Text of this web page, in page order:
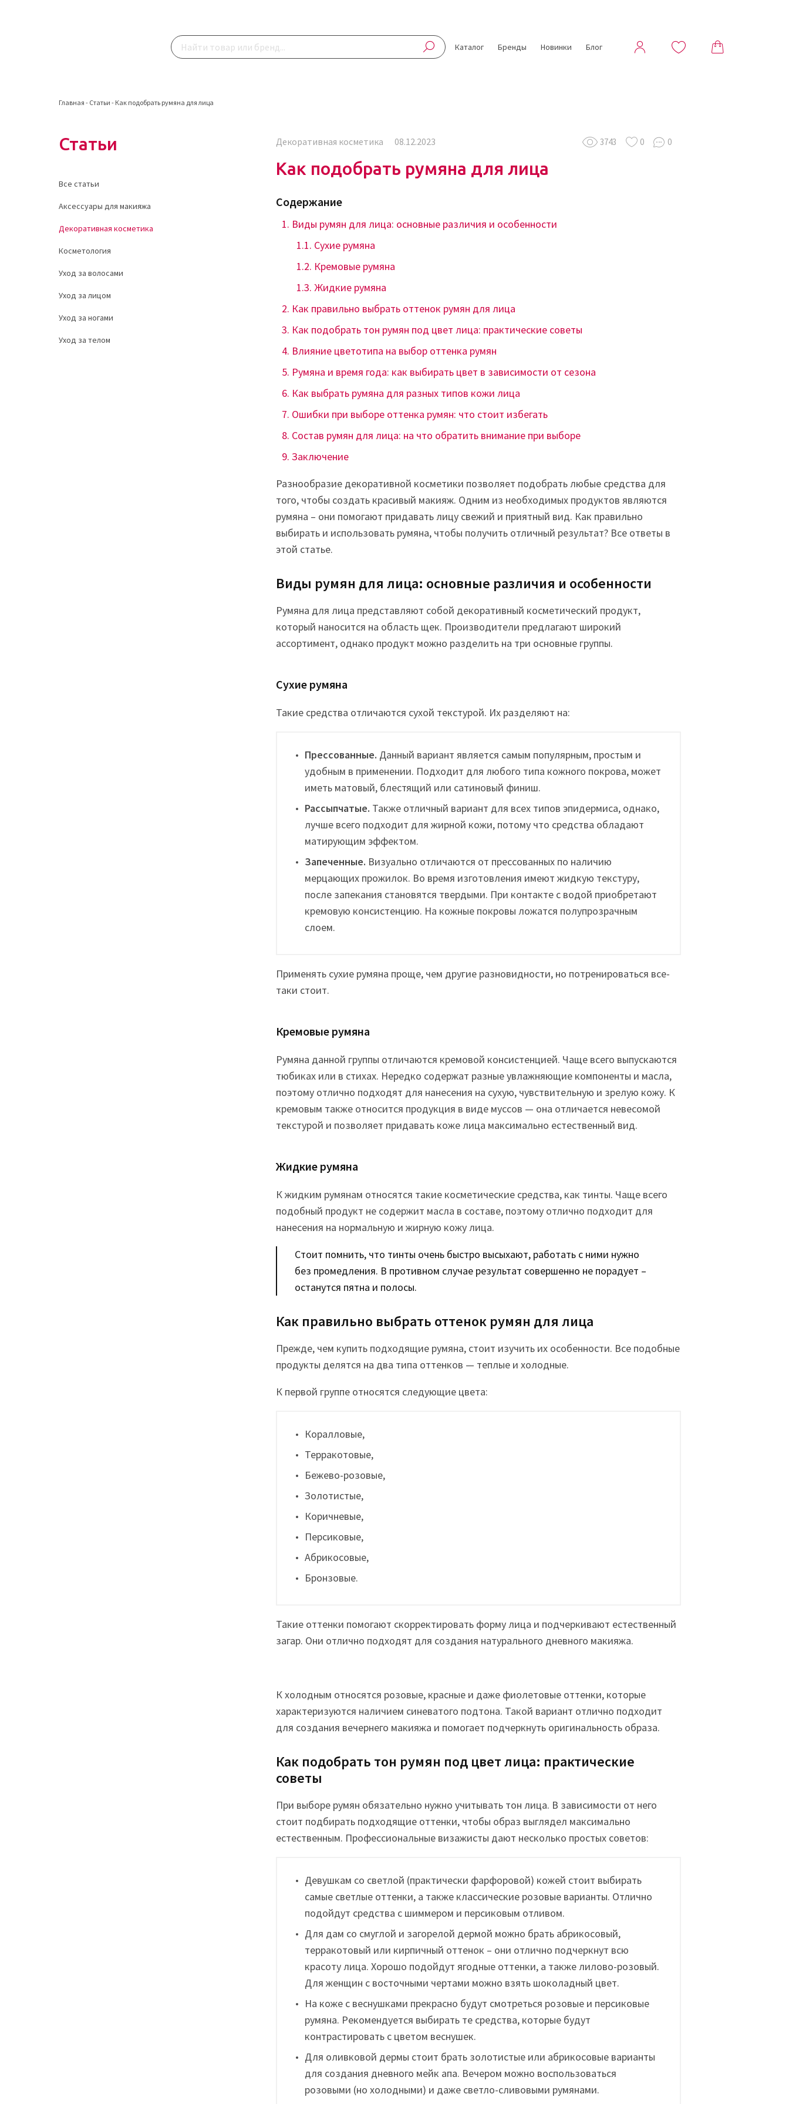
Каталог Бренды Новинки Блог
Главная - Статьи - Как подобрать румяна для лица
Статьи
Все статьи
Аксессуары для макияжа
Декоративная косметика
Косметология
Уход за волосами
Уход за лицом
Уход за ногами
Уход за телом
Декоративная косметика 08.12.2023 3743 0 0
Как подобрать румяна для лица
Содержание
Виды румян для лица: основные различия и особенности
Сухие румяна
Кремовые румяна
Жидкие румяна
Как правильно выбрать оттенок румян для лица
Как подобрать тон румян под цвет лица: практические советы
Влияние цветотипа на выбор оттенка румян
Румяна и время года: как выбирать цвет в зависимости от сезона
Как выбрать румяна для разных типов кожи лица
Ошибки при выборе оттенка румян: что стоит избегать
Состав румян для лица: на что обратить внимание при выборе
Заключение
Разнообразие декоративной косметики позволяет подобрать любые средства для
того, чтобы создать красивый макияж. Одним из необходимых продуктов являются
румяна – они помогают придавать лицу свежий и приятный вид. Как правильно
выбирать и использовать румяна, чтобы получить отличный результат? Все ответы в
этой статье.
Виды румян для лица: основные различия и особенности
Румяна для лица представляют собой декоративный косметический продукт,
который наносится на область щек. Производители предлагают широкий
ассортимент, однако продукт можно разделить на три основные группы.
Сухие румяна
Такие средства отличаются сухой текстурой. Их разделяют на:
Прессованные. Данный вариант является самым популярным, простым и
удобным в применении. Подходит для любого типа кожного покрова, может
иметь матовый, блестящий или сатиновый финиш.
Рассыпчатые. Также отличный вариант для всех типов эпидермиса, однако,
лучше всего подходит для жирной кожи, потому что средства обладают
матирующим эффектом.
Запеченные. Визуально отличаются от прессованных по наличию
мерцающих прожилок. Во время изготовления имеют жидкую текстуру,
после запекания становятся твердыми. При контакте с водой приобретают
кремовую консистенцию. На кожные покровы ложатся полупрозрачным
слоем.
Применять сухие румяна проще, чем другие разновидности, но потренироваться все-
таки стоит.
Кремовые румяна
Румяна данной группы отличаются кремовой консистенцией. Чаще всего выпускаются
тюбиках или в стихах. Нередко содержат разные увлажняющие компоненты и масла,
поэтому отлично подходят для нанесения на сухую, чувствительную и зрелую кожу. К
кремовым также относится продукция в виде муссов — она отличается невесомой
текстурой и позволяет придавать коже лица максимально естественный вид.
Жидкие румяна
К жидким румянам относятся такие косметические средства, как тинты. Чаще всего
подобный продукт не содержит масла в составе, поэтому отлично подходит для
нанесения на нормальную и жирную кожу лица.
Стоит помнить, что тинты очень быстро высыхают, работать с ними нужно
без промедления. В противном случае результат совершенно не порадует –
останутся пятна и полосы.
Как правильно выбрать оттенок румян для лица
Прежде, чем купить подходящие румяна, стоит изучить их особенности. Все подобные
продукты делятся на два типа оттенков — теплые и холодные.
К первой группе относятся следующие цвета:
Коралловые,
Терракотовые,
Бежево-розовые,
Золотистые,
Коричневые,
Персиковые,
Абрикосовые,
Бронзовые.
Такие оттенки помогают скорректировать форму лица и подчеркивают естественный
загар. Они отлично подходят для создания натурального дневного макияжа.
К холодным относятся розовые, красные и даже фиолетовые оттенки, которые
характеризуются наличием синеватого подтона. Такой вариант отлично подходит
для создания вечернего макияжа и помогает подчеркнуть оригинальность образа.
Как подобрать тон румян под цвет лица: практические
советы
При выборе румян обязательно нужно учитывать тон лица. В зависимости от него
стоит подбирать подходящие оттенки, чтобы образ выглядел максимально
естественным. Профессиональные визажисты дают несколько простых советов:
Девушкам со светлой (практически фарфоровой) кожей стоит выбирать
самые светлые оттенки, а также классические розовые варианты. Отлично
подойдут средства с шиммером и персиковым отливом.
Для дам со смуглой и загорелой дермой можно брать абрикосовый,
терракотовый или кирпичный оттенок – они отлично подчеркнут всю
красоту лица. Хорошо подойдут ягодные оттенки, а также лилово-розовый.
Для женщин с восточными чертами можно взять шоколадный цвет.
На коже с веснушками прекрасно будут смотреться розовые и персиковые
румяна. Рекомендуется выбирать те средства, которые будут
контрастировать с цветом веснушек.
Для оливковой дермы стоит брать золотистые или абрикосовые варианты
для создания дневного мейк апа. Вечером можно воспользоваться
розовыми (но холодными) и даже светло-сливовыми румянами.